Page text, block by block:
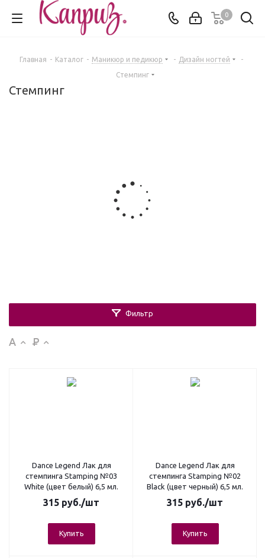
0
Главная - Каталог - Маникюр и педикюр - Дизайн ногтей
-
Стемпинг
Стемпинг
Фильтр
Dance Legend Лак для
стемпинга Stamping №03
White (цвет белый) 6,5 мл.
315 руб./шт
Купить
Dance Legend Лак для
стемпинга Stamping №02
Black (цвет черный) 6,5 мл.
315 руб./шт
Купить